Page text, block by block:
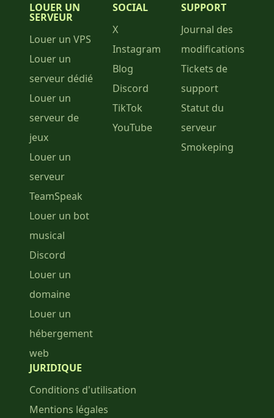
LOUER UN
SERVEUR
Louer un VPS
Louer un
serveur dédié
Louer un
serveur de
jeux
Louer un
serveur
TeamSpeak
Louer un bot
musical
Discord
Louer un
domaine
Louer un
hébergement
web
SOCIAL
X
Instagram
Blog
Discord
TikTok
YouTube
SUPPORT
Journal des
modifications
Tickets de
support
Statut du
serveur
Smokeping
JURIDIQUE
Conditions d'utilisation
Mentions légales